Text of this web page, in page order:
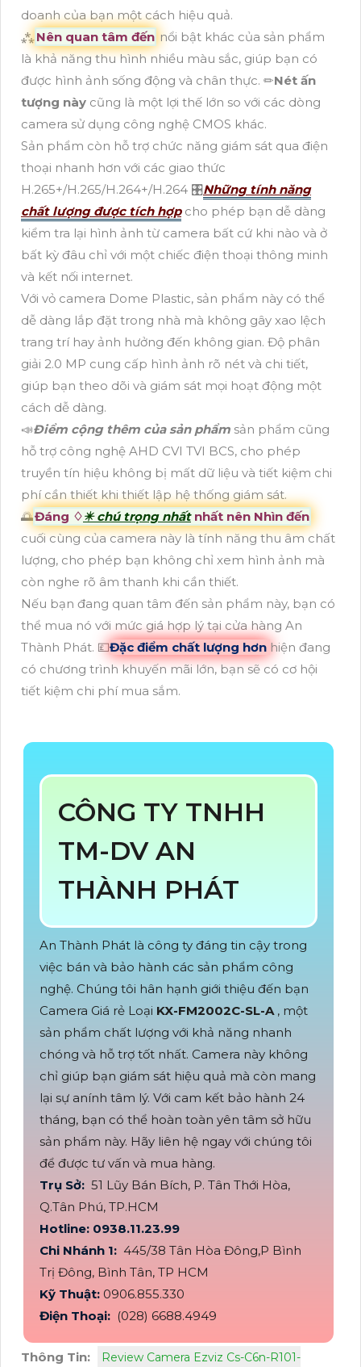
doanh của bạn một cách hiệu quả.
⁂Nên quan tâm đến nổi bật khác của sản phẩm
là khả năng thu hình nhiều màu sắc, giúp bạn có
được hình ảnh sống động và chân thực. ✏Nét ấn
tượng này cũng là một lợi thế lớn so với các dòng
camera sử dụng công nghệ CMOS khác.
Sản phẩm còn hỗ trợ chức năng giám sát qua điện
thoại nhanh hơn với các giao thức
H.265+/H.265/H.264+/H.264 🎛Những tính năng
chất lượng được tích hợpcho phép bạn dễ dàng
kiểm tra lại hình ảnh từ camera bất cứ khi nào và ở
bất kỳ đâu chỉ với một chiếc điện thoại thông minh
và kết nối internet.
Với vỏ camera Dome Plastic, sản phẩm này có thể
dễ dàng lắp đặt trong nhà mà không gây xao lệch
trang trí hay ảnh hưởng đến không gian. Độ phân
giải 2.0 MP cung cấp hình ảnh rõ nét và chi tiết,
giúp bạn theo dõi và giám sát mọi hoạt động một
cách dễ dàng.
📣Điểm cộng thêm của sản phẩm sản phẩm cũng
hỗ trợ công nghệ AHD CVI TVI BCS, cho phép
truyền tín hiệu không bị mất dữ liệu và tiết kiệm chi
phí cần thiết khi thiết lập hệ thống giám sát.
🌅Đáng ♢✴️ chú trọng nhấtnhất nên Nhìn đến
cuối cùng của camera này là tính năng thu âm chất
lượng, cho phép bạn không chỉ xem hình ảnh mà
còn nghe rõ âm thanh khi cần thiết.
Nếu bạn đang quan tâm đến sản phẩm này, bạn có
thể mua nó với mức giá hợp lý tại cửa hàng An
Thành Phát. 💷Đặc điểm chất lượng hơn hiện đang
có chương trình khuyến mãi lớn, bạn sẽ có cơ hội
tiết kiệm chi phí mua sắm.
CÔNG TY TNHH
TM-DV AN
THÀNH PHÁT
An Thành Phát là công ty đáng tin cậy trong
việc bán và bảo hành các sản phẩm công
nghệ. Chúng tôi hân hạnh giới thiệu đến bạn
Camera Giá rẻ Loại KX-FM2002C-SL-A , một
sản phẩm chất lượng với khả năng nhanh
chóng và hỗ trợ tốt nhất. Camera này không
chỉ giúp bạn giám sát hiệu quả mà còn mang
lại sự anính tâm lý. Với cam kết bảo hành 24
tháng, bạn có thể hoàn toàn yên tâm sở hữu
sản phẩm này. Hãy liên hệ ngay với chúng tôi
để được tư vấn và mua hàng.
Trụ Sở: 51 Lũy Bán Bích, P. Tân Thới Hòa,
Q.Tân Phú, TP.HCM
Hotline: 0938.11.23.99
Chi Nhánh 1: 445/38 Tân Hòa Đông,P Bình
Trị Đông, Bình Tân, TP HCM
Kỹ Thuật: 0906.855.330
Điện Thoại: (028) 6688.4949
Thông Tin:
Review Camera Ezviz Cs-C6n-R101-